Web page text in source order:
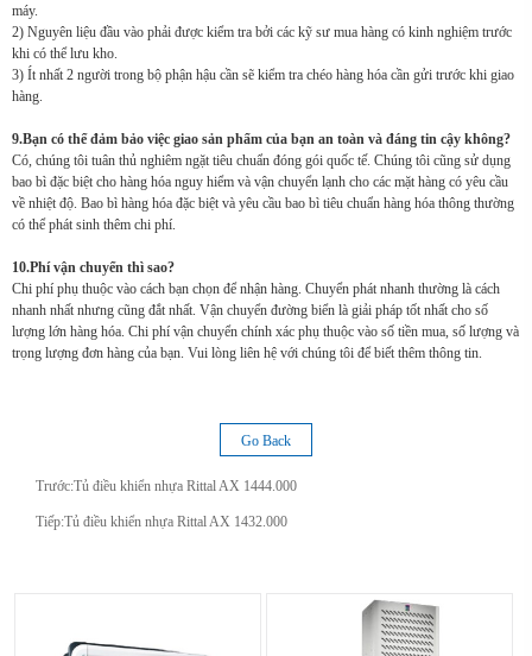
máy.
2) Nguyên liệu đầu vào phải được kiểm tra bởi các kỹ sư mua hàng có kinh nghiệm trước
khi có thể lưu kho.
3) Ít nhất 2 người trong bộ phận hậu cần sẽ kiểm tra chéo hàng hóa cần gửi trước khi giao
hàng.
9.Bạn có thể đảm bảo việc giao sản phẩm của bạn an toàn và đáng tin cậy không?
Có, chúng tôi tuân thủ nghiêm ngặt tiêu chuẩn đóng gói quốc tế. Chúng tôi cũng sử dụng
bao bì đặc biệt cho hàng hóa nguy hiểm và vận chuyển lạnh cho các mặt hàng có yêu cầu
về nhiệt độ. Bao bì hàng hóa đặc biệt và yêu cầu bao bì tiêu chuẩn hàng hóa thông thường
có thể phát sinh thêm chi phí.
10.Phí vận chuyển thì sao?
Chi phí phụ thuộc vào cách bạn chọn để nhận hàng. Chuyển phát nhanh thường là cách
nhanh nhất nhưng cũng đắt nhất. Vận chuyển đường biển là giải pháp tốt nhất cho số
lượng lớn hàng hóa. Chi phí vận chuyển chính xác phụ thuộc vào số tiền mua, số lượng và
trọng lượng đơn hàng của bạn. Vui lòng liên hệ với chúng tôi để biết thêm thông tin.
Go Back
Trước:Tủ điều khiển nhựa Rittal AX 1444.000
Tiếp:Tủ điều khiển nhựa Rittal AX 1432.000